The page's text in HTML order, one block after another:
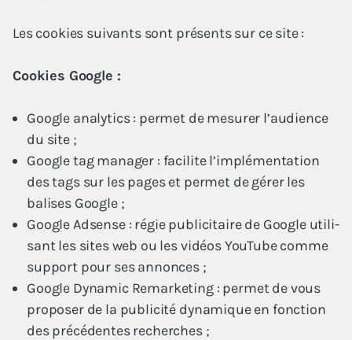
Les cookies sui­vants sont pré­sents sur ce site :
Cookies Google :
Google ana­ly­tics : per­met de mesu­rer l’au­dience
du site ;
Google tag mana­ger : faci­lite l’implémentation
des tags sur les pages et per­met de gérer les
balises Google ;
Google Adsense : régie publi­ci­taire de Google uti­li­
sant les sites web ou les vidéos You­Tube comme
sup­port pour ses annonces ;
Google Dyna­mic Remar­ke­ting : per­met de vous
pro­po­ser de la publi­ci­té dyna­mique en fonc­tion
des pré­cé­dentes recherches ;